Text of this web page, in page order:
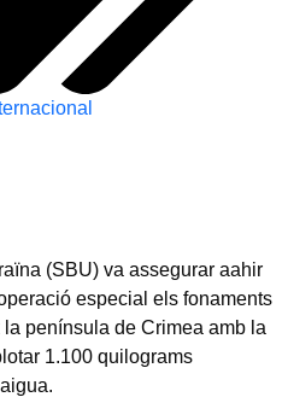
(SBU) va assegurar aahir
especial els fonaments
península de Crimea amb la
1.100 quilograms